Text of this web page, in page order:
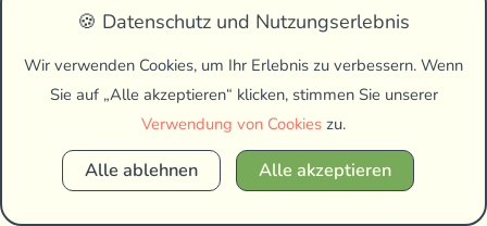
🍪 Datenschutz und Nutzungserlebnis
Wir verwenden Cookies, um Ihr Erlebnis zu verbessern. Wenn
Sie auf „Alle akzeptieren“ klicken, stimmen Sie unserer
Verwendung von Cookies zu.
Alle ablehnen Alle akzeptieren
Kartoffelrose am besten?
Warum blüht meine Kartoffelrose nicht?
Sind die Hagebutten der Kartoffelrose